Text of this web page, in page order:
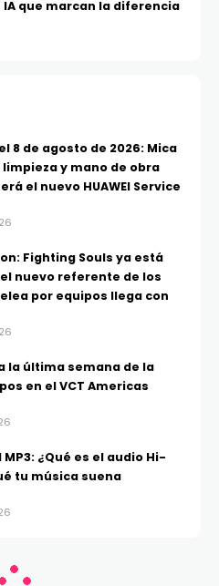
que marcan la diferencia
8 de agosto de 2026: Mica
y mano de obra
el nuevo HUAWEI Service
Fighting Souls ya está
nuevo referente de los
por equipos llega con
la última semana de la
en el VCT Americas
¿Qué es el audio Hi-
tu música suena